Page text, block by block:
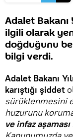
Adalet Bakanı
ilgili olarak
doğduğunu
bilgi verdi.
Adalet Bakanı
karıştığı şiddet
sürüklenmesini
huzurunu
ve infaz aşaması